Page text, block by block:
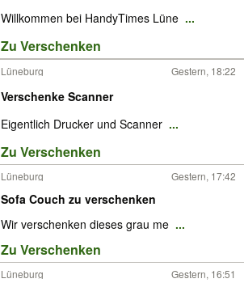
Willkommen bei HandyTimes Lüne ...
Zu Verschenken
Lüneburg Gestern, 18:22
Verschenke Scanner
Eigentlich Drucker und Scanner ...
Zu Verschenken
Lüneburg Gestern, 17:42
Sofa Couch zu verschenken
Wir verschenken dieses grau me ...
Zu Verschenken
Lüneburg Gestern, 16:51